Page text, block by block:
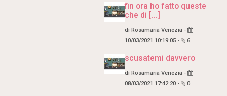
fin ora ho fatto queste
che di [...]
diRosamaria Venezia -
10/03/2021 10:19:05 - 6
scusatemi davvero
diRosamaria Venezia -
08/03/2021 17:42:20 - 0